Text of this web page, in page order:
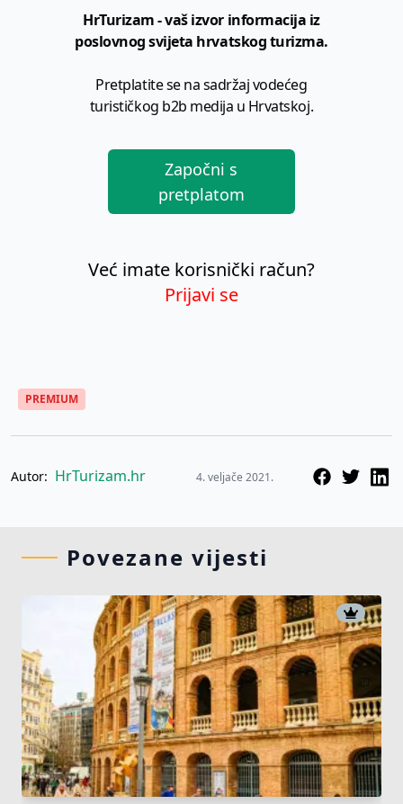
HrTurizam - vaš izvor informacija iz
poslovnog svijeta hrvatskog turizma.
Pretplatite se na sadržaj vodećeg
turističkog b2b medija u Hrvatskoj.
Započni s
pretplatom
Već imate korisnički račun?
Prijavi se
PREMIUM
Autor: HrTurizam.hr 4. veljače 2021.
Povezane vijesti